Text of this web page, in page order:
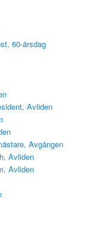
60-årsdag
Avliden
Avgången
Avliden
Avliden